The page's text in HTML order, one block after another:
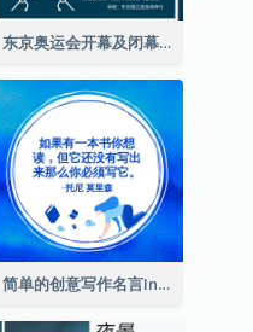
东京奥运会开幕及闭幕式Instagram帖子
简单的创意写作名言Instagram帖子